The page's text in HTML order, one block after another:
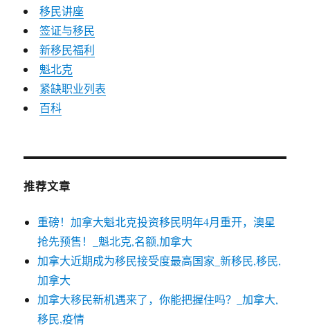
移民讲座
签证与移民
新移民福利
魁北克
紧缺职业列表
百科
推荐文章
重磅！加拿大魁北克投资移民明年4月重开，澳星
抢先预售！_魁北克,名额,加拿大
加拿大近期成为移民接受度最高国家_新移民,移民,
加拿大
加拿大移民新机遇来了，你能把握住吗？_加拿大,
移民,疫情